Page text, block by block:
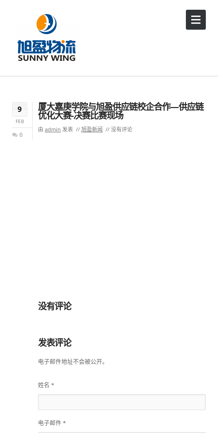
9
FEB
0
厦大嘉庚学院与旭盈供应链校企合作—供应链
优化大赛-决赛比赛现场
由 admin 发表 旭盈新闻 没有评论
没有评论
发表评论
电子邮件地址不会被公开。
姓名 *
电子邮件*